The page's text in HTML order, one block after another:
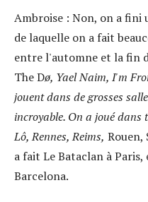
Ambroise : Non, on a fini
de laquelle on a fait
entre l'automne et la fin
The Dø, Yael Naim, I'm
jouent dans de grosses
incroyable. On a joué
Lô, Rennes, Reims,
a fait Le Bataclan à
Barcelona.